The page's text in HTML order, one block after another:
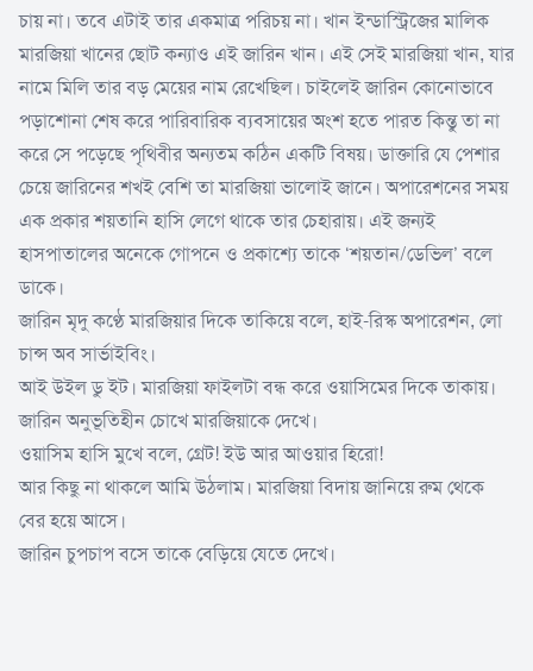
চায় না। তবে এটাই তার একমাত্র পরিচয় না। খান ইন্ডাস্ট্রিজের মালিক
মারজিয়া খানের ছোট কন্যাও এই জারিন খান। এই সেই মারজিয়া খান, যার
নামে মিলি তার বড় মেয়ের নাম রেখেছিল। চাইলেই জারিন কোনোভাবে
পড়াশোনা শেষ করে পারিবারিক ব্যবসায়ের অংশ হতে পারত কিন্তু তা না
করে সে পড়েছে পৃথিবীর অন্যতম কঠিন একটি বিষয়। ডাক্তারি যে পেশার
চেয়ে জারিনের শখই বেশি তা মারজিয়া ভালোই জানে। অপারেশনের সময়
এক প্রকার শয়তানি হাসি লেগে থাকে তার চেহারায়। এই জন্যই
হাসপাতালের অনেকে গোপনে ও প্রকাশ্যে তাকে ‘শয়তান/ডেভিল’ বলে
ডাকে।
জারিন মৃদু কণ্ঠে মারজিয়ার দিকে তাকিয়ে বলে, হাই-রিস্ক অপারেশন, লো
চান্স অব সার্ভাইবিং।
আই উইল ডু ইট। মারজিয়া ফাইলটা বন্ধ করে ওয়াসিমের দিকে তাকায়।
জারিন অনুভূতিহীন চোখে মারজিয়াকে দেখে।
ওয়াসিম হাসি মুখে বলে, গ্রেট! ইউ আর আওয়ার হিরো!
আর কিছু না থাকলে আমি উঠলাম। মারজিয়া বিদায় জানিয়ে রুম থেকে
বের হয়ে আসে।
জারিন চুপচাপ বসে তাকে বেড়িয়ে যেতে দেখে।